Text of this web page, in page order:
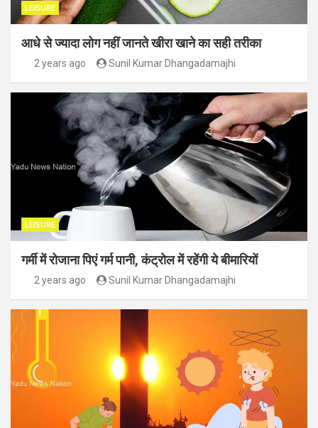
LEISURE
आधे से ज्यादा लोग नहीं जानते खीरा खाने का सही तरीका
2 years ago Sunil Kumar Dhangadamajhi
LEISURE
गर्मी में रोजाना पिएं गर्म पानी, कंट्रोल में रहेंगी ये बीमारियों
2 years ago Sunil Kumar Dhangadamajhi